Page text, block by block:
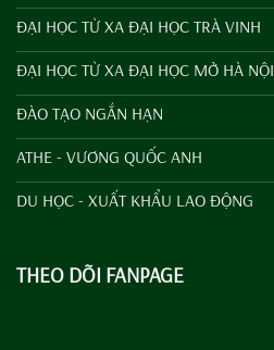
ĐẠI HỌC TỪ XA ĐẠI HỌC TRÀ VINH
ĐẠI HỌC TỪ XA ĐẠI HỌC MỞ HÀ NỘI
ĐÀO TẠO NGẮN HẠN
ATHE - VƯƠNG QUỐC ANH
DU HỌC - XUẤT KHẨU LAO ĐỘNG
THEO DÕI FANPAGE